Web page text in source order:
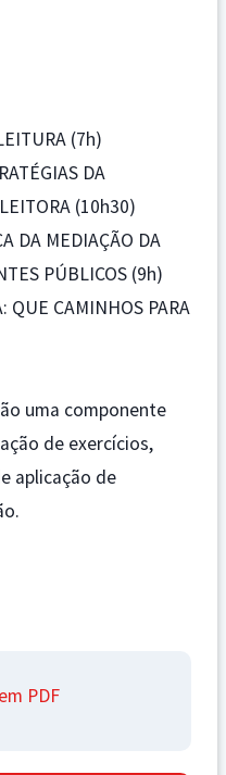
(7h)
DA
(10h30)
DA MEDIAÇÃO DA
PÚBLICOS (9h)
QUE CAMINHOS PARA
uma componente
de exercícios,
aplicação de
PDF